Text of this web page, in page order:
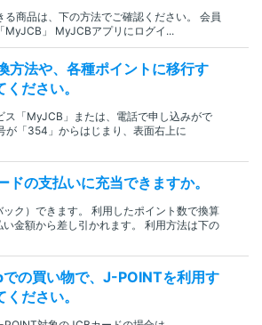
商品は、下の方法でご確認ください。 会員
MyJCB」 MyJCBアプリにログイ...
方法や、各種ポイントに移行す
ださい。
ス「MyJCB」または、電話で申し込みがで
が「354」からはじまり、表面右上に
の支払いに充当できますか。
ク）できます。 利用したポイント数で換算
い金額から差し引かれます。 利用方法は下の
の買い物で、J-POINTを利用す
ださい。